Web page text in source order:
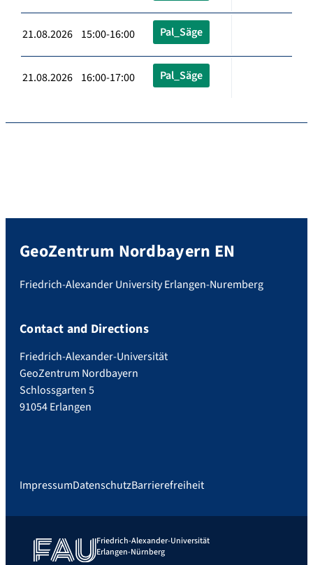
21.08.2026 15:00-16:00 Pal_Säge
21.08.2026 16:00-17:00 Pal_Säge
GeoZentrum Nordbayern EN
Friedrich-Alexander University Erlangen-Nuremberg
Contact and Directions
Friedrich-Alexander-Universität
GeoZentrum Nordbayern
Schlossgarten 5
91054 Erlangen
ImpressumDatenschutzBarrierefreiheit
Friedrich-Alexander-Universität
Erlangen-Nürnberg